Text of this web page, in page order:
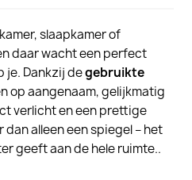
slaapkamer of
daar wacht een perfect
je. Dankzij degebruikte
op aangenaam, gelijkmatig
verlicht en een prettige
alleen een spiegel – het
geeft aan de hele ruimte..